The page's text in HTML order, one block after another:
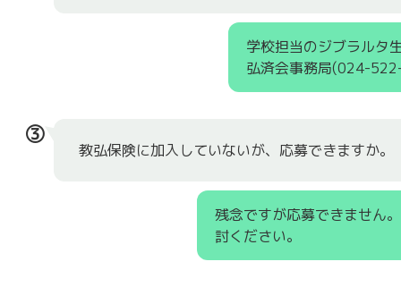
学校担当のジブラルタ
弘済会事務局(024-
③
教弘保険に加入していないが、応募できますか。
残念ですが応募できません
討ください。